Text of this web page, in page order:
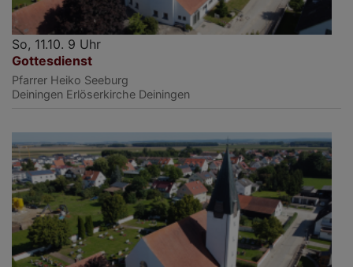
So, 11.10. 9 Uhr
Gottesdienst
Pfarrer Heiko Seeburg
Deiningen Erlöserkirche Deiningen